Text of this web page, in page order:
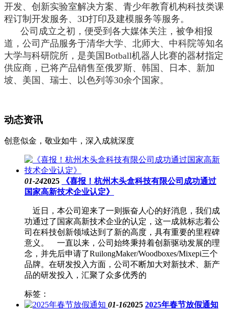
开发、创新实验室解决方案、青少年教育机构科技类课
程订制开发服务、3D打印及建模服务等服务。
公司成立之初，便受到各大媒体关注，被争相报
道，公司产品服务于清华大学、北师大、中科院等知名
大学与科研院所，是美国Botball机器人比赛的器材指定
供应商，已将产品销售至俄罗斯、韩国、日本、新加
坡、美国、瑞士、以色列等30余个国家。
动态资讯
创意似金，敬业如牛，深入成就深度
01-242025
《喜报！杭州木头盒科技有限公司成功通过
国家高新技术企业认定》
近日，本公司迎来了一则振奋人心的好消息，我们成
功通过了国家高新技术企业的认定，这一成就标志着公
司在科技创新领域达到了新的高度，具有重要的里程碑
意义。 一直以来，公司始终秉持着创新驱动发展的理
念，并先后申请了RuilongMaker/Woodboxes/Mixepi三个
品牌。在研发投入方面，公司不断加大对新技术、新产
品的研发投入，汇聚了众多优秀的
标签：
01-162025 2025年春节放假通知